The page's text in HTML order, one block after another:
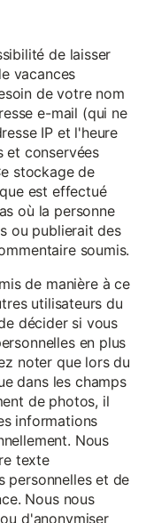
de laisser
vacances
de votre nom
e-mail (qui ne
IP et l'heure
et conservées
stockage de
est effectué
où la personne
ou publierait des
soumis.
de manière à ce
utilisateurs du
décider si vous
en plus
noter que lors du
dans les champs
de photos, il
informations
Nous
texte
personnelles et de
Nous nous
d'anonymiser